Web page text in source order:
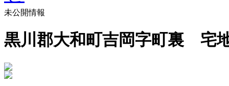
未公開情報
黒川郡大和町吉岡字町裏 宅